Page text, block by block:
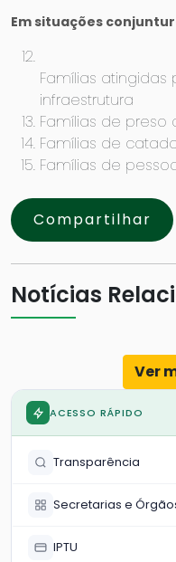
Em situações
Famílias
infraestrutura
Famílias de
Famílias de
Famílias de
Compartilhar
Notícias
Ver
ACESSO RÁPIDO
Transparência
Secretarias e
IPTU